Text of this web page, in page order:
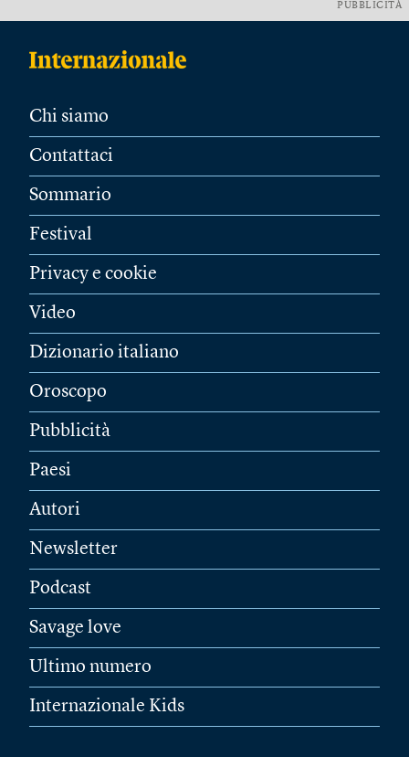
PUBBLICITÀ
Chi siamo
Contattaci
Sommario
Festival
Privacy e cookie
Video
Dizionario italiano
Oroscopo
Pubblicità
Paesi
Autori
Newsletter
Podcast
Savage love
Ultimo numero
Internazionale Kids